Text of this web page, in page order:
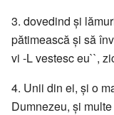
3. dovedind şi
pătimească şi să
vi -L vestesc eu``,
4. Unii din ei, şi o
Dumnezeu, şi